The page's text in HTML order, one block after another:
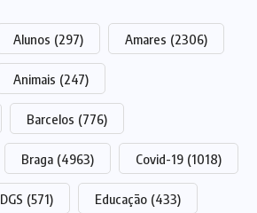
Alunos (297) Amares (2306)
Animais (247)
Barcelos (776)
Braga (4963) Covid-19 (1018)
DGS (571) Educação (433)